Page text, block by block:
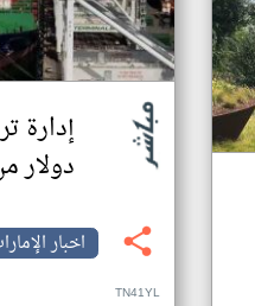
دولار
اخبار
TN41YL